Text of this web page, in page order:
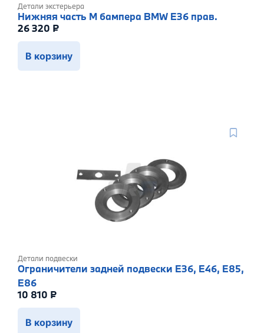
Детали экстерьера
Нижняя часть М бампера BMW E36 прав.
26 320 ₽
В корзину
Детали подвески
Ограничители задней подвески E36, E46, E85,
E86
10 810 ₽
В корзину